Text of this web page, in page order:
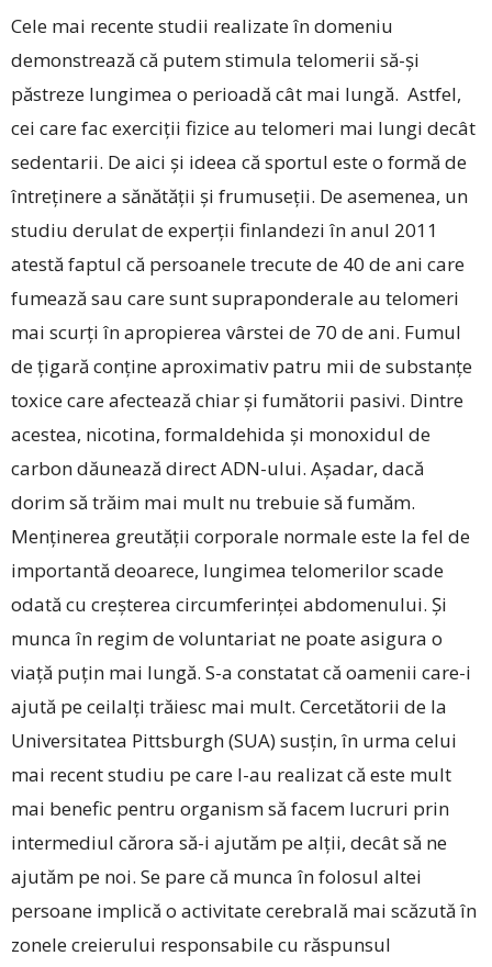
Cele mai recente studii realizate în domeniu
demonstrează că putem stimula telomerii să-și
păstreze lungimea o perioadă cât mai lungă. Astfel,
cei care fac exerciții fizice au telomeri mai lungi decât
sedentarii. De aici și ideea că sportul este o formă de
întreținere a sănătății și frumuseții. De asemenea, un
studiu derulat de experții finlandezi în anul 2011
atestă faptul că persoanele trecute de 40 de ani care
fumează sau care sunt supraponderale au telomeri
mai scurți în apropierea vârstei de 70 de ani. Fumul
de țigară conține aproximativ patru mii de substanțe
toxice care afectează chiar și fumătorii pasivi. Dintre
acestea, nicotina, formaldehida și monoxidul de
carbon dăunează direct ADN-ului. Așadar, dacă
dorim să trăim mai mult nu trebuie să fumăm.
Menținerea greutății corporale normale este la fel de
importantă deoarece, lungimea telomerilor scade
odată cu creșterea circumferinței abdomenului. Și
munca în regim de voluntariat ne poate asigura o
viață puțin mai lungă. S-a constatat că oamenii care-i
ajută pe ceilalți trăiesc mai mult. Cercetătorii de la
Universitatea Pittsburgh (SUA) susțin, în urma celui
mai recent studiu pe care l-au realizat că este mult
mai benefic pentru organism să facem lucruri prin
intermediul cărora să-i ajutăm pe alții, decât să ne
ajutăm pe noi. Se pare că munca în folosul altei
persoane implică o activitate cerebrală mai scăzută în
zonele creierului responsabile cu răspunsul